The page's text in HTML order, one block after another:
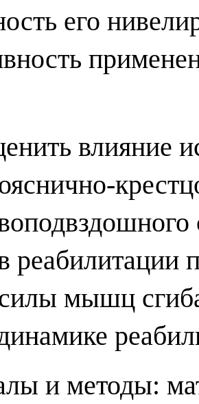
его
влияние
реабилитации
мышц
и методы: